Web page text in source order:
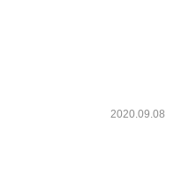
2020.09.08